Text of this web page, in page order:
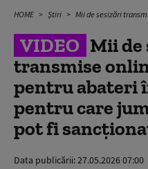
HOME Știri Mii de sesizări transmise online pe e-
VIDEO Mii de
transmise
pentru abateri
pentru care
pot fi
Data publicării:27.05.2026 07:00